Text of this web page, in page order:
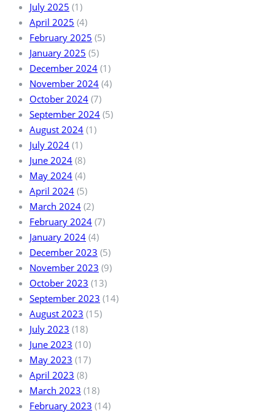
July 2025 (1)
April 2025 (4)
February 2025 (5)
January 2025 (5)
December 2024 (1)
November 2024 (4)
October 2024 (7)
September 2024 (5)
August 2024 (1)
July 2024 (1)
June 2024 (8)
May 2024 (4)
April 2024 (5)
March 2024 (2)
February 2024 (7)
January 2024 (4)
December 2023 (5)
November 2023 (9)
October 2023 (13)
September 2023 (14)
August 2023 (15)
July 2023 (18)
June 2023 (10)
May 2023 (17)
April 2023 (8)
March 2023 (18)
February 2023 (14)